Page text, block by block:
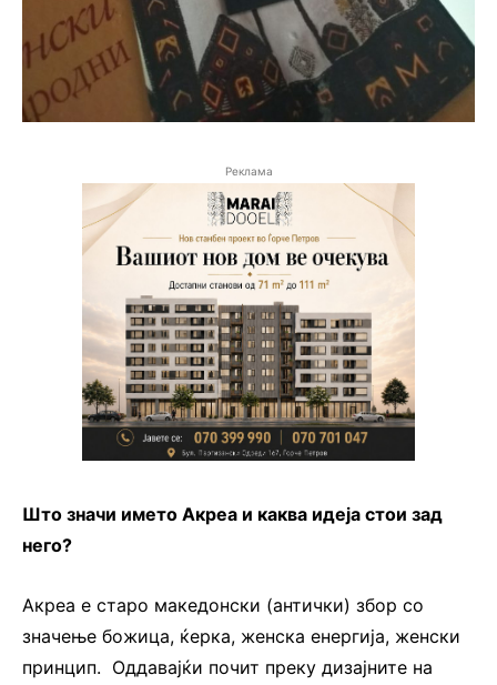
Реклама
Што значи името Акреа и каква идеја стои зад
него?
Акреа е старо македонски (антички) збор со
значење божица, ќерка, женска енергија, женски
принцип. Оддавајќи почит преку дизајните на